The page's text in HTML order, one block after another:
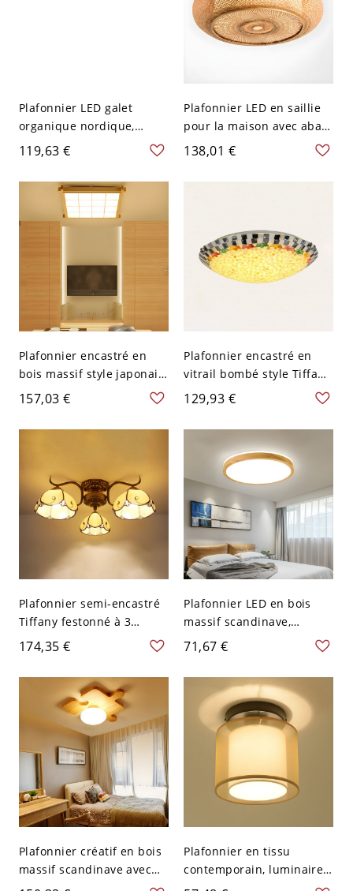
Plafonnier LED galet
organique nordique,
luminaire affleurant avec
3 réglages de
température de couleur -
Beige 110 V-120 V
Gradation à trois niveaux
119,63 €
Plafonnier LED en saillie
pour la maison avec abat-
jour en bambou - 110 V-
120 V 35,56 cm
138,01 €
Plafonnier encastré en
bois massif style japonais,
lampe LED à grille tatami
avec diffuseur en
acrylique doux - 110 V-120
157,03 €
Plafonnier encastré en
vitrail bombé style Tiffany,
1 lumière, beige, pour
salon, 30,5 cm de large
129,93 €
Plafonnier semi-encastré
Tiffany festonné à 3
lumières en verre taillé,
beige, pour salon
174,35 €
Plafonnier LED en bois
massif scandinave,
luminaire minimaliste à
profil bas - Rond 110 V-
120 V Petit Blanc
71,67 €
Plafonnier créatif en bois
massif scandinave avec
abat-jours givrés - 110 V-
Plafonnier en tissu
contemporain, luminaire
géométrique pour